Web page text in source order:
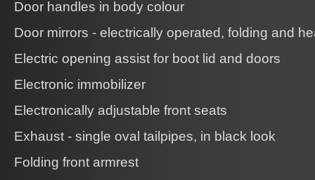
Door handles in body colour
Door mirrors - electrically operated, folding and
Electric opening assist for boot lid and doors
Electronic immobilizer
Electronically adjustable front seats
Exhaust - single oval tailpipes, in black look
Folding front armrest